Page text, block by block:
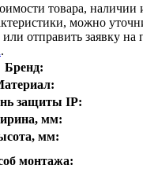
товара, наличии
можно
или отправить заявку на
.
Бренд:
защиты IP:
мм:
мм:
монтажа: